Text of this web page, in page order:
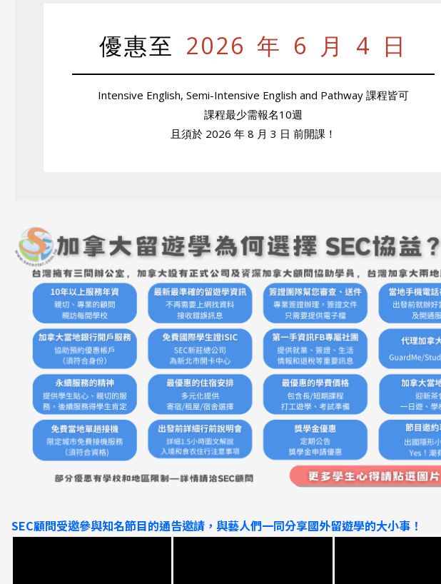
熱門搜尋： 護理 加拿大RO 任意門 遊學團 教育學區
優惠至 2026 年 6 月 4 日
Intensive English, Semi-Intensive English and Pathway 課程皆可
課程最少需報名10週
且須於 2026 年 8 月 3 日 前開課！
SEC顧問受邀參與知名節目的通告邀請，與藝人們一同分享國外留遊學的大小事！